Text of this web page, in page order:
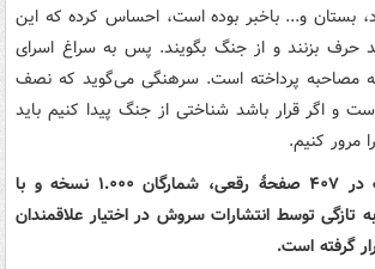
بستان و... باخبر بوده است، احساس کرده که این
حرف بزنند و از جنگ بگویند. پس به سراغ اسرای
به مصاحبه پرداخته است. سرهنگی می‌گوید که نصف
و اگر قرار باشد شناختی از جنگ پیدا کنیم باید
مرور کنیم.
چاپ پنجم این کتاب در ۴۰۷ صفحۀ رقعی، شمارگان ۱.۰۰۰ نسخه و با
تومان به تازگی توسط انتشارات سروش در اختیار علاقمندان
گرفته است.